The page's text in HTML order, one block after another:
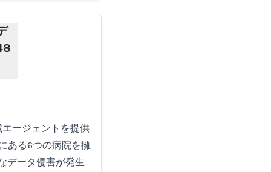
ージェントを提供
ある6つの病院を擁
データ侵害が発生